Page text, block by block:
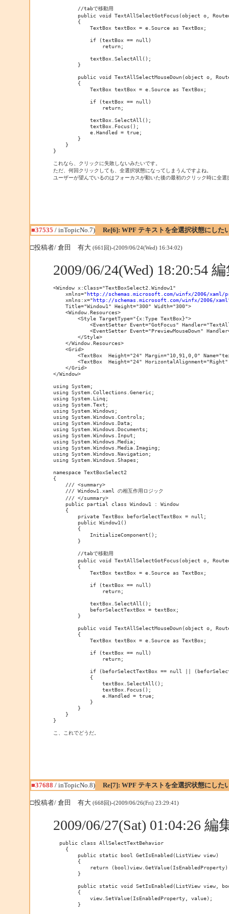
        //tabで移動用
public void TextAllSelectGotFocus(object o,
        {
            TextBox textBox = e.Source as TextBox;
            if (textBox == null)
                return;
            textBox.SelectAll();
        }
public void TextAllSelectMouseDown(object o,
        {
            TextBox textBox = e.Source as TextBox;
            if (textBox == null)
                return;
            textBox.SelectAll();
            textBox.Focus();
            e.Handled = true;
        }
    }
}
これなら、クリックに失敗しないみたいです。
ただ、何回クリックしても、全選択状態になってしまうんですよね。
ユーザーが望んでいるのはフォーカスが動いた後の最初のクリック時に全選
■37535 / inTopicNo.7) Re[6]: WPF テキストを全選択状態にした
□投稿者/ 倉田 有大 (661回)-(2009/06/24(Wed) 16:34:02)
2009/06/24(Wed) 18:20:54
<Window x:Class="TextBoxSelect2.Window1"
    xmlns="
http://schemas.microsoft.com/winfx/2006/xaml/
    xmlns:x="
http://schemas.microsoft.com/winfx/2006/
    Title="Window1" Height="300" Width="300">
    <Window.Resources>
        <Style TargetType="{x:Type TextBox}">
<EventSetter Event="GotFocus"
<EventSetter Event="PreviewMouseDown"
        </Style>
    </Window.Resources>
    <Grid>
<TextBox  Height="24" Margin="10,91,0,0"
<TextBox  Height="24"
    </Grid>
</Window>
using System;
using System.Collections.Generic;
using System.Linq;
using System.Text;
using System.Windows;
using System.Windows.Controls;
using System.Windows.Data;
using System.Windows.Documents;
using System.Windows.Input;
using System.Windows.Media;
using System.Windows.Media.Imaging;
using System.Windows.Navigation;
using System.Windows.Shapes;
namespace TextBoxSelect2
{
    /// <summary>
    /// Window1.xaml の相互作用ロジック
    /// </summary>
    public partial class Window1 : Window
    {
        private TextBox beforSelectTextBox = null;
        public Window1()
        {
            InitializeComponent();
        }
        //tabで移動用
public void TextAllSelectGotFocus(object o,
        {
            TextBox textBox = e.Source as TextBox;
            if (textBox == null)
                return;
            textBox.SelectAll();
            beforSelectTextBox = textBox;
        }
public void TextAllSelectMouseDown(object o,
        {
            TextBox textBox = e.Source as TextBox;
            if (textBox == null)
                return;
if (beforSelectTextBox == null ||
            {
                textBox.SelectAll();
                textBox.Focus();
                e.Handled = true;
            }
        }
    }
}
こ、これでどうだ。
■37688 / inTopicNo.8) Re[7]: WPF テキストを全選択状態にした
□投稿者/ 倉田 有大 (668回)-(2009/06/26(Fri) 23:29:41)
2009/06/27(Sat) 01:04:26 編
  public class AllSelectTextBehavior
    {
        public static bool GetIsEnabled(ListView view)
        {
return
        }
public static void SetIsEnabled(ListView view,
        {
            view.SetValue(IsEnabledProperty, value);
        }